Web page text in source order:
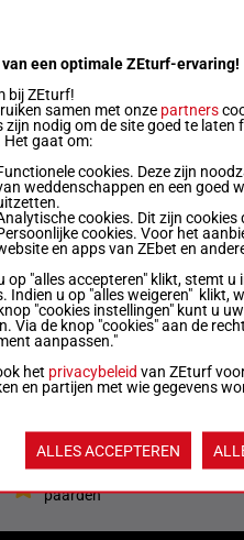
4a 4a Da 5a (25) 6a
3a 2a Da 1a 1a (25)
1a
8a 1m 6a 3a 2a (25)
5a
Da 2a 1a 2a (25) 1a
2a
2a 3a 2a 4a 3a (25)
2a
paarden
een optimale ZEturf-ervaring!
bij ZEturf!
samen met onze partners
zijn nodig om de site goed te
Het gaat om:
cookies. Deze zijn
weddenschappen en een goed
cookies. Dit zijn cookies
cookies. Voor het
en apps van ZEbet en
op "alles accepteren" klikt, stemt
Indien u op "alles weigeren" klikt,
"cookies instellingen" kunt u
Via de knop "cookies" aan de
aanpassen."
het privacybeleid van ZEturf
en partijen met wie gegevens
ALLES ACCEPTEREN